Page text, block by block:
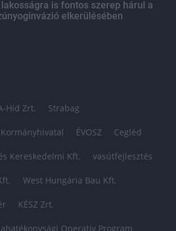
is fontos szerep hárul a
elkerülésében
Híd Zrt. Strabag
ÉVOSZ Cegléd
Kereskedelmi Kft. vasútfejlesztés
West Hungária Bau Kft.
KÉSZ Zrt.
Operatív Program